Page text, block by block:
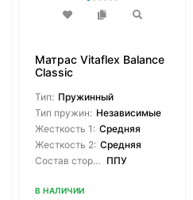
Матрас Vitaflex Balance
Classic
Тип: Пружинный
Тип пружин: Независимые
Жесткость 1: Средняя
Жесткость 2: Средняя
Состав сторон: ППУ
В НАЛИЧИИ